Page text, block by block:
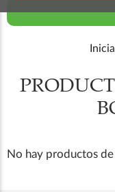
No hay productos de